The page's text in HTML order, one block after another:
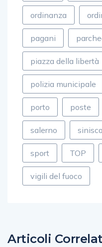
ordinanza
pagani
piazza della libertà
polizia municipale
porto poste
salerno
sport TOP
vigili del fuoco
Articoli